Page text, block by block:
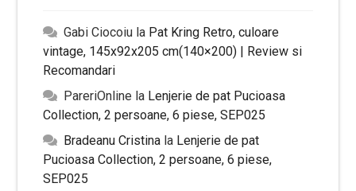
Gabi Ciocoiu la Pat Kring Retro, culoare
vintage, 145x92x205 cm(140×200) | Review si
Recomandari
PareriOnline la Lenjerie de pat Pucioasa
Collection, 2 persoane, 6 piese, SEP025
Bradeanu Cristina la Lenjerie de pat
Pucioasa Collection, 2 persoane, 6 piese,
SEP025